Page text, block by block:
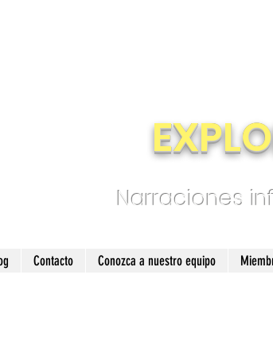
Narraciones
Contacto Conozca a nuestro equipo